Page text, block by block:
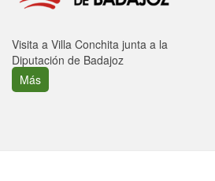
Visita a Villa Conchita junta a la
Diputación de Badajoz
Más